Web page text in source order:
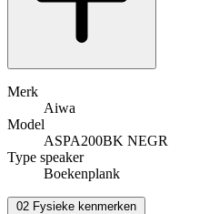
Merk
Aiwa
Model
ASPA200BK NEGR
Type speaker
Boekenplank
02 Fysieke kenmerken